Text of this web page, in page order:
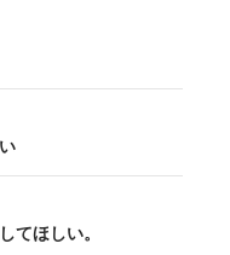
てほしい。